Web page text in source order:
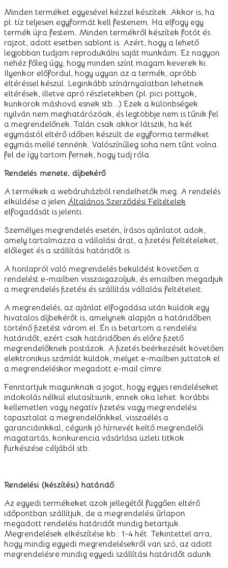
Minden terméket egyesével kézzel készítek. Akkor is, ha
pl. tíz teljesen egyformát kell festenem. Ha elfogy egy
termék újra festem. Minden termékről készítek fotót és
rajzot, adott esetben sablont is. Azért, hogy a lehető
legjobban tudjam reprodukálni saját munkáim. Ez nagyon
nehéz főleg úgy, hogy minden színt magam keverek ki.
Ilyenkor előfordul, hogy ugyan az a termék, apróbb
eltéréssel készül. Leginkább színárnyalatban lehetnek
eltérések, illetve apró részletekben (pl. pici pöttyök,
kunkorok máshová esnek stb...) Ezek a különbségek
nyilván nem meghatárózóak, és legtöbbje nem is tűnik fel
a megrendelőnek. Talán csak akkor látszik, ha két
egymástól eltérő időben készült de egyforma terméket
egymás mellé tennénk. Valószínűleg soha nem tűnt volna
fel de így tartom fernek, hogy tudj róla.
Rendelés menete, díjbekérő
A termékek a webáruházból rendelhetők meg. A rendelés
elküldése a jelen Általános Szerződési Feltételek
elfogadását is jelenti.
Személyes megrendelés esetén, írásos ajánlatot adok,
amely tartalmazza a vállalási árat, a fizetési feltételeket,
előleget és a szállítási határidőt is.
A honlapról való megrendelés beküldést követően a
rendelést e-mailben visszaigazoljuk, és emailben megadjuk
a megrendelés fizetési és szállítási vállalási feltételeit.
A megrendelés, az ajánlat elfogadása után küldök egy
hivatalos díjbekérőt is, amelynek alapján a határidőben
történő fizetést várom el. Én is betartom a rendelési
határidőt, ezért csak határidőben és előre fizető
megrendelőknek postázok. A fizetés beérkezését követően
elektronikus számlát küldök, melyet e-mailben juttatok el
a megrendeléskor megadott e-mail címre.
Fenntartjuk magunknak a jogot, hogy egyes rendeléseket
indokolás nélkül elutasítsunk, ennek oka lehet: korábbi
kellemetlen vagy negatív fizetési vagy megrendelési
tapasztalat a megrendelőnkkel, visszaélés a
garanciáinkkal, cégünk jó hírnevét keltő megrendelői
magatartás, konkurencia vásárlása üzleti titkok
fürkészése céljából stb.
Rendelési (készítési) határidő:
Az egyedi termékeket azok jellegétől függően eltérő
időpontban szállítjuk, de a megrendelési űrlapon
megadott rendelési határidőt mindig betartjuk.
Megrendelések elkészítése kb.: 1-4 hét. Tekintettel arra,
hogy mindig egyedi megrendelésekről van szó, az adott
megrendelésre mindig egyedi szállítási határidőt adunk.